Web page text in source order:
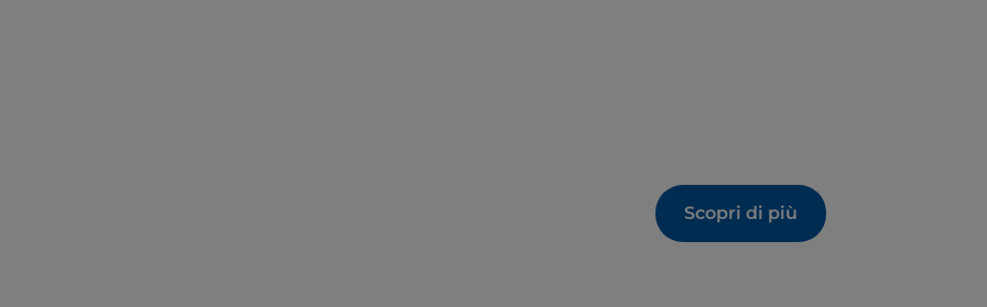
Scopri di più